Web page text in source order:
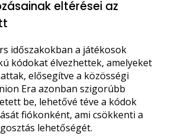
eltérései az
időszakokban a játékosok
kódokat élvezhettek, amelyeket
elősegítve a közösségi
Era azonban szigorúbb
be, lehetővé téve a kódok
fiókonként, ami csökkenti a
lehetőségét.